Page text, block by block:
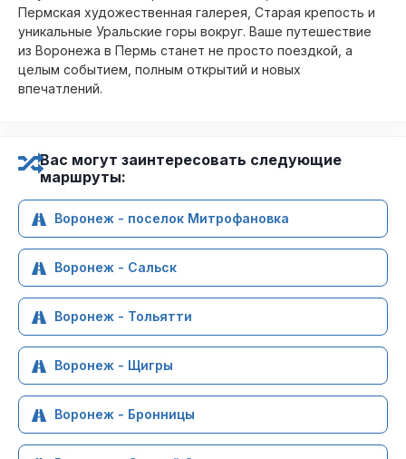
Пермская художественная галерея, Старая крепость и
уникальные Уральские горы вокруг. Ваше путешествие
из Воронежа в Пермь станет не просто поездкой, а
целым событием, полным открытий и новых
впечатлений.
Вас могут заинтересовать следующие
маршруты:
Воронеж - поселок Митрофановка
Воронеж - Сальск
Воронеж - Тольятти
Воронеж - Щигры
Воронеж - Бронницы